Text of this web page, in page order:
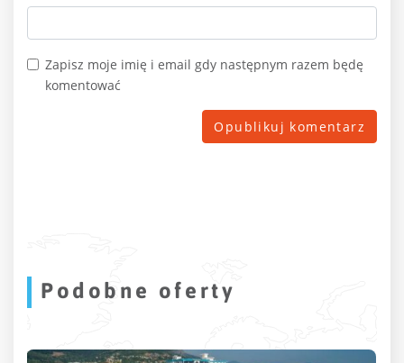
Zapisz moje imię i email gdy następnym razem będę
komentować
Podobne oferty